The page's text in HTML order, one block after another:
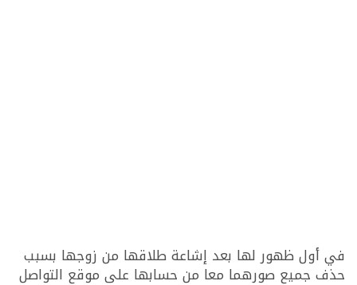
في أول ظهور لها بعد إشاعة طلاقها من زوجها بسبب
حذف جميع صورهما معا من حسابها على موقع التواصل